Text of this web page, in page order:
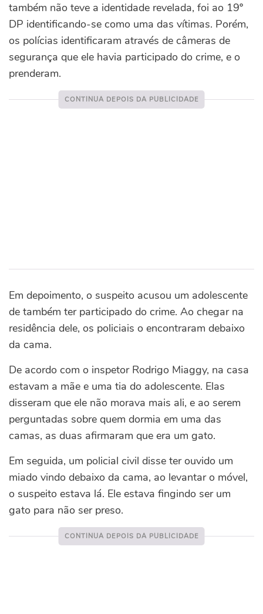
também não teve a identidade revelada, foi ao 19º
DP identificando-se como uma das vítimas. Porém,
os polícias identificaram através de câmeras de
segurança que ele havia participado do crime, e o
prenderam.
Em depoimento, o suspeito acusou um adolescente
de também ter participado do crime. Ao chegar na
residência dele, os policiais o encontraram debaixo
da cama.
De acordo com o inspetor Rodrigo Miaggy, na casa
estavam a mãe e uma tia do adolescente. Elas
disseram que ele não morava mais ali, e ao serem
perguntadas sobre quem dormia em uma das
camas, as duas afirmaram que era um gato.
Em seguida, um policial civil disse ter ouvido um
miado vindo debaixo da cama, ao levantar o móvel,
o suspeito estava lá. Ele estava fingindo ser um
gato para não ser preso.